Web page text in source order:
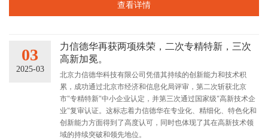
查看详情
03
2025-03
力信德华再获两项殊荣，二次专精特新，三次
高新加冕。
北京力信德华科技有限公司凭借其持续的创新能力和技术积
累，成功通过北京市经济和信息化局评审，第二次斩获北京
市"专精特新"中小企业认定，并第三次通过国家级"高新技术企
业"复审认证。这标志着力信德华在专业化、精细化、特色化和
创新能力方面得到了高度认可，同时也体现了其在高新技术领
域的持续突破和领先地位。